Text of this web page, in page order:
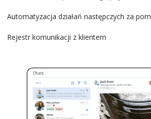
Automatyzacja działań następczych za
Rejestr komunikacji z klientem